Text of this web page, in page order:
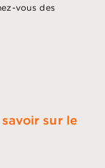
vous des
sur le